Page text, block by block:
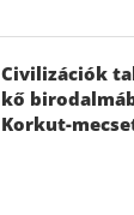
Civilizációk
kő
Korkut-